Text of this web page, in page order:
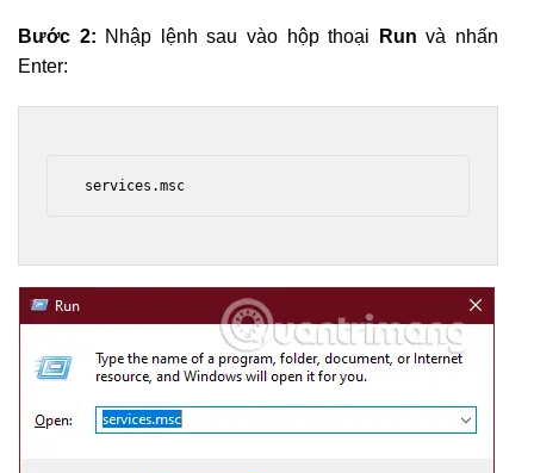
Bước 2: Nhập lệnh sau vào hộp thoại Runvà nhấn
Enter:
services.msc